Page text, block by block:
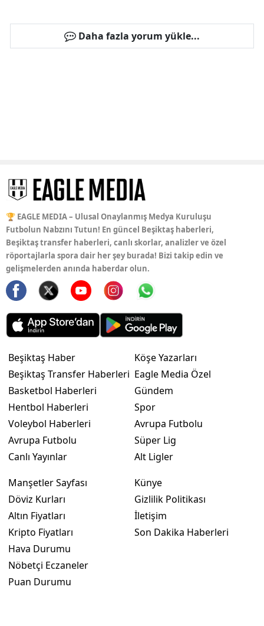
Daha fazla yorum yükle...
🏆 EAGLE MEDIA – Ulusal Onaylanmış Medya Kuruluşu
Futbolun Nabzını Tutun! En güncel Beşiktaş haberleri,
Beşiktaş transfer haberleri, canlı skorlar, analizler ve özel
röportajlarla spora dair her şey burada! Bizi takip edin ve
gelişmelerden anında haberdar olun.
Beşiktaş Haber
Beşiktaş Transfer Haberleri
Basketbol Haberleri
Hentbol Haberleri
Voleybol Haberleri
Avrupa Futbolu
Canlı Yayınlar
Köşe Yazarları
Eagle Media Özel
Gündem
Spor
Avrupa Futbolu
Süper Lig
Alt Ligler
Manşetler Sayfası
Döviz Kurları
Altın Fiyatları
Kripto Fiyatları
Hava Durumu
Nöbetçi Eczaneler
Puan Durumu
Künye
Gizlilik Politikası
İletişim
Son Dakika Haberleri